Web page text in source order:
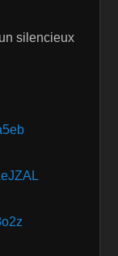
silencieux